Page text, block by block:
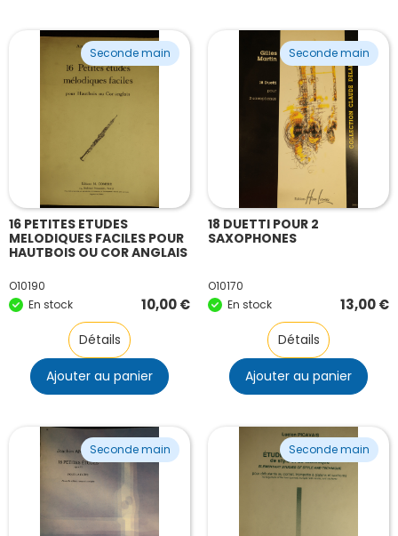
Seconde main
16 PETITES ETUDES
MELODIQUES FACILES POUR
HAUTBOIS OU COR ANGLAIS
O10190
En stock
10,00€
Détails
Ajouter au panier
Seconde main
18 DUETTI POUR 2
SAXOPHONES
O10170
En stock
13,00€
Détails
Ajouter au panier
Seconde main Seconde main